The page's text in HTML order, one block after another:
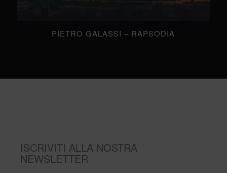
PIETRO GALASSI – RAPSODIA
ISCRIVITI ALLA NOSTRA
NEWSLETTER